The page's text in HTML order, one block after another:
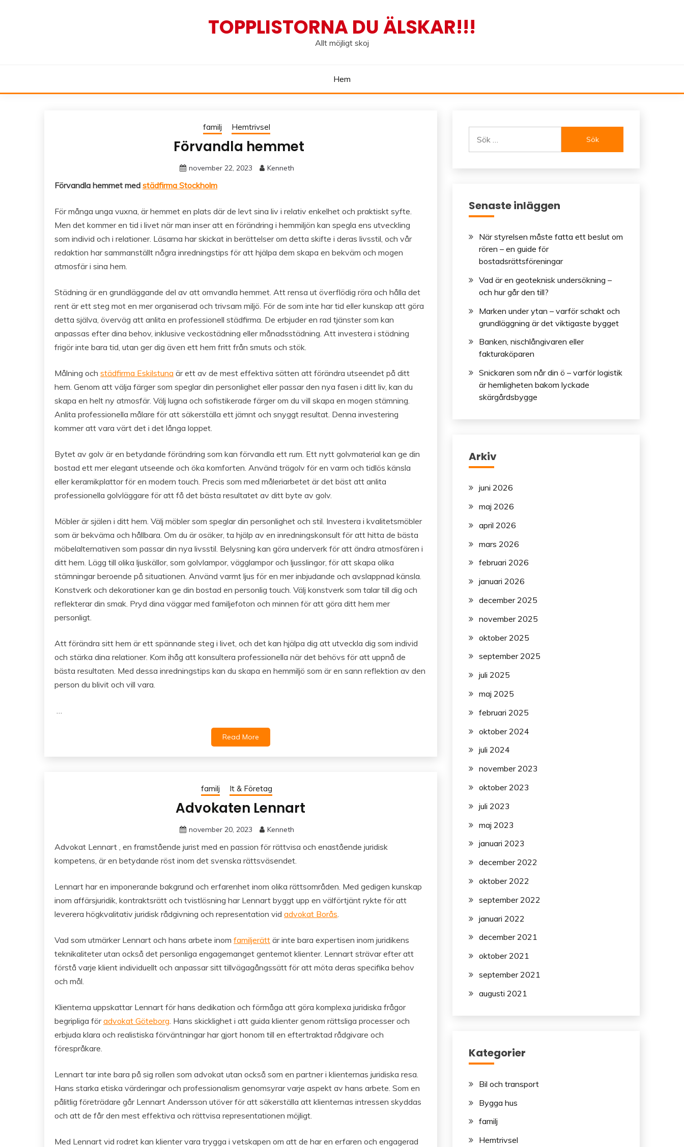
TOPPLISTORNA DU ÄLSKAR!!!
Allt möjligt skoj
Hem
familj Hemtrivsel
Förvandla hemmet
november 22, 2023 Kenneth
Förvandla hemmet med städfirma Stockholm
För många unga vuxna, är hemmet en plats där de levt sina liv i relativ enkelhet och praktiskt syfte.
Men det kommer en tid i livet när man inser att en förändring i hemmiljön kan spegla ens utveckling
som individ och i relationer. Läsarna har skickat in berättelser om detta skifte i deras livsstil, och vår
redaktion har sammanställt några inredningstips för att hjälpa dem skapa en bekväm och mogen
atmosfär i sina hem.
Städning är en grundläggande del av att omvandla hemmet. Att rensa ut överflödig röra och hålla det
rent är ett steg mot en mer organiserad och trivsam miljö. För de som inte har tid eller kunskap att göra
detta själva, överväg att anlita en professionell städfirma. De erbjuder en rad tjänster som kan
anpassas efter dina behov, inklusive veckostädning eller månadsstädning. Att investera i städning
frigör inte bara tid, utan ger dig även ett hem fritt från smuts och stök.
Målning och städfirma Eskilstuna är ett av de mest effektiva sätten att förändra utseendet på ditt
hem. Genom att välja färger som speglar din personlighet eller passar den nya fasen i ditt liv, kan du
skapa en helt ny atmosfär. Välj lugna och sofistikerade färger om du vill skapa en mogen stämning.
Anlita professionella målare för att säkerställa ett jämnt och snyggt resultat. Denna investering
kommer att vara värt det i det långa loppet.
Bytet av golv är en betydande förändring som kan förvandla ett rum. Ett nytt golvmaterial kan ge din
bostad ett mer elegant utseende och öka komforten. Använd trägolv för en varm och tidlös känsla
eller keramikplattor för en modern touch. Precis som med måleriarbetet är det bäst att anlita
professionella golvläggare för att få det bästa resultatet av ditt byte av golv.
Möbler är själen i ditt hem. Välj möbler som speglar din personlighet och stil. Investera i kvalitetsmöbler
som är bekväma och hållbara. Om du är osäker, ta hjälp av en inredningskonsult för att hitta de bästa
möbelalternativen som passar din nya livsstil. Belysning kan göra underverk för att ändra atmosfären i
ditt hem. Lägg till olika ljuskällor, som golvlampor, vägglampor och ljusslingor, för att skapa olika
stämningar beroende på situationen. Använd varmt ljus för en mer inbjudande och avslappnad känsla.
Konstverk och dekorationer kan ge din bostad en personlig touch. Välj konstverk som talar till dig och
reflekterar din smak. Pryd dina väggar med familjefoton och minnen för att göra ditt hem mer
personligt.
Att förändra sitt hem är ett spännande steg i livet, och det kan hjälpa dig att utveckla dig som individ
och stärka dina relationer. Kom ihåg att konsultera professionella när det behövs för att uppnå de
bästa resultaten. Med dessa inredningstips kan du skapa en hemmiljö som är en sann reflektion av den
person du blivit och vill vara.
…
Read More
familj It & Företag
Advokaten Lennart
november 20, 2023 Kenneth
Advokat Lennart , en framstående jurist med en passion för rättvisa och enastående juridisk
kompetens, är en betydande röst inom det svenska rättsväsendet.
Lennart har en imponerande bakgrund och erfarenhet inom olika rättsområden. Med gedigen kunskap
inom affärsjuridik, kontraktsrätt och tvistlösning har Lennart byggt upp en välförtjänt rykte för att
leverera högkvalitativ juridisk rådgivning och representation vid advokat Borås.
Vad som utmärker Lennart och hans arbete inom familjerätt är inte bara expertisen inom juridikens
teknikaliteter utan också det personliga engagemanget gentemot klienter. Lennart strävar efter att
förstå varje klient individuellt och anpassar sitt tillvägagångssätt för att möta deras specifika behov
och mål.
Klienterna uppskattar Lennart för hans dedikation och förmåga att göra komplexa juridiska frågor
begripliga föradvokat Göteborg. Hans skicklighet i att guida klienter genom rättsliga processer och
erbjuda klara och realistiska förväntningar har gjort honom till en eftertraktad rådgivare och
förespråkare.
Lennart tar inte bara på sig rollen som advokat utan också som en partner i klienternas juridiska resa.
Hans starka etiska värderingar och professionalism genomsyrar varje aspekt av hans arbete. Som en
pålitlig företrädare går Lennart Andersson utöver för att säkerställa att klienternas intressen skyddas
och att de får den mest effektiva och rättvisa representationen möjligt.
Med Lennart vid rodret kan klienter vara trygga i vetskapen om att de har en erfaren och engagerad
efter:
Senaste inläggen
När styrelsen måste fatta ett beslut om
rören – en guide för
bostadsrättsföreningar
Vad är en geoteknisk undersökning –
och hur går den till?
Marken under ytan – varför schakt och
grundläggning är det viktigaste bygget
Banken, nischlångivaren eller
fakturaköparen
Snickaren som når din ö – varför logistik
är hemligheten bakom lyckade
skärgårdsbygge
Arkiv
juni 2026
maj 2026
april 2026
mars 2026
februari 2026
januari 2026
december 2025
november 2025
oktober 2025
september 2025
juli 2025
maj 2025
februari 2025
oktober 2024
juli 2024
november 2023
oktober 2023
juli 2023
maj 2023
januari 2023
december 2022
oktober 2022
september 2022
januari 2022
december 2021
oktober 2021
september 2021
augusti 2021
Kategorier
Bil och transport
Bygga hus
familj
Hemtrivsel